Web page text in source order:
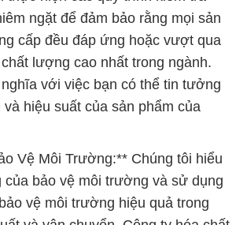
và hiệu suất của sản phẩm của
Vệ Môi Trường:** Chúng tôi hiểu
của bảo vệ môi trường và sử dụng
vệ môi trường hiệu quả trong
và vận chuyển. Công ty hóa chất
cam kết tuân thủ các quy định và
vệ môi trường và hỗ trợ khách
thực hiện các giải pháp thân thiện